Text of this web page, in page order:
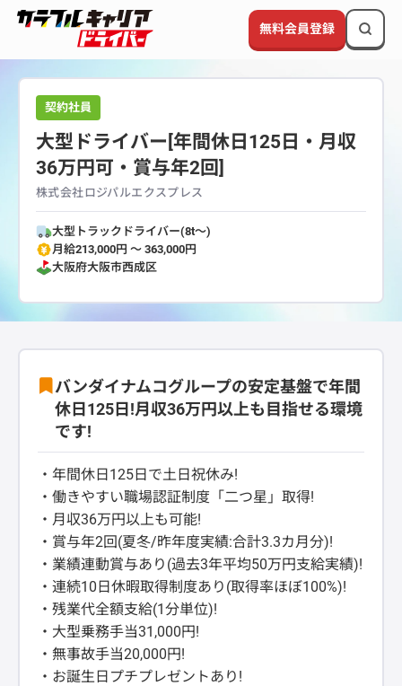
無料会員登録
契約社員
大型ドライバー[年間休日125日・月収
36万円可・賞与年2回]
株式会社ロジパルエクスプレス
大型トラックドライバー(8t～)
月給213,000円 〜 363,000円
大阪府大阪市西成区
バンダイナムコグループの安定基盤で年間
休日125日!月収36万円以上も目指せる環境
です!
・年間休日125日で土日祝休み!
・働きやすい職場認証制度「二つ星」取得!
・月収36万円以上も可能!
・賞与年2回(夏冬/昨年度実績:合計3.3カ月分)!
・業績連動賞与あり(過去3年平均50万円支給実績)!
・連続10日休暇取得制度あり(取得率ほぼ100%)!
・残業代全額支給(1分単位)!
・大型乗務手当31,000円!
・無事故手当20,000円!
・お誕生日プチプレゼントあり!